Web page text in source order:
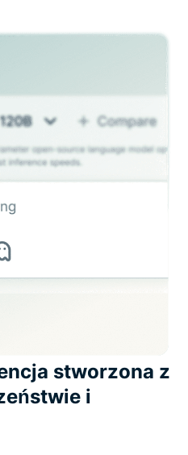
stworzona z
i